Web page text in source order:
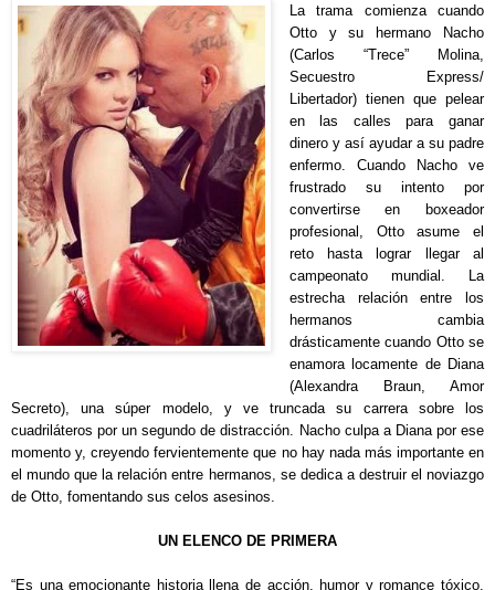
La trama comienza cuando
Otto y su hermano Nacho
(Carlos “Trece” Molina,
Secuestro Express/
Libertador) tienen que pelear
en las calles para ganar
dinero y así ayudar a su padre
enfermo. Cuando Nacho ve
frustrado su intento por
convertirse en boxeador
profesional, Otto asume el
reto hasta lograr llegar al
campeonato mundial. La
estrecha relación entre los
hermanos cambia
drásticamente cuando Otto se
enamora locamente de Diana
(Alexandra Braun, Amor
Secreto), una súper modelo, y ve truncada su carrera sobre los
cuadriláteros por un segundo de distracción. Nacho culpa a Diana por ese
momento y, creyendo fervientemente que no hay nada más importante en
el mundo que la relación entre hermanos, se dedica a destruir el noviazgo
de Otto, fomentando sus celos asesinos.
UN ELENCO DE PRIMERA
“Es una emocionante historia llena de acción, humor y romance tóxico.